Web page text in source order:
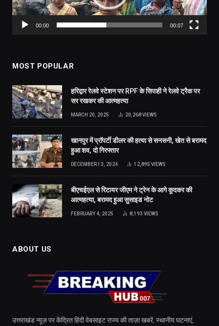
00:00 00:07
MOST POPULAR
हरिद्वार रेलवे स्टेशन पर RPF के सिपाही ने रेलवे ट्रैक पर
सर रखकर की आत्महत्या
MARCH 20, 2025 20,268VIEWS
खानपुर में प्रॉपर्टी डीलर की हत्या से सनसनी, खेत से बरामद
हुआ शव, दो गिरफ्तार
DECEMBER 13, 2024 12,895 VIEWS
बीएचईएल से रिटायर जीएम ने ट्रेन के आगे कूदकर की
आत्महत्या, बरामद हुआ सुसाइड नोट
FEBRUARY 4, 2025 8,193 VIEWS
ABOUT US
उत्तराखंड न्यूज़ पर केंद्रित हिंदी वेबसाइट राज्य की ताज़ा खबरें, स्थानीय घटनाएं,